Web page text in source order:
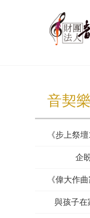
音契
《步上祭
企
《偉大作
與孩子在